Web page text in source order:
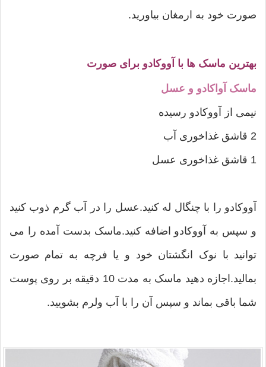
صورت خود به ارمغان بیاورید.
بهترین ماسک ها با آووکادو برای صورت
ماسک آواکادو و عسل
نیمی از آووکادو رسیده
2 قاشق غذاخوری آب
1 قاشق غذاخوری عسل
آووکادو را با چنگال له کنید.عسل را در آب گرم ذوب کنید
و سپس به آووکادو اضافه کنید.ماسک بدست آمده را می
توانید با نوک انگشتان خود و یا فرچه به تمام صورت
بمالید.اجازه دهید ماسک به مدت 10 دقیقه بر روی پوست
شما باقی بماند و سپس آن را با آب ولرم بشویید.